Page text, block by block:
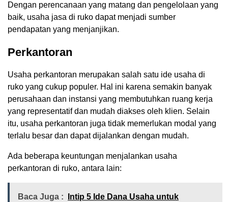
Dengan perencanaan yang matang dan pengelolaan yang
baik, usaha jasa di ruko dapat menjadi sumber
pendapatan yang menjanjikan.
Perkantoran
Usaha perkantoran merupakan salah satu ide usaha di
ruko yang cukup populer. Hal ini karena semakin banyak
perusahaan dan instansi yang membutuhkan ruang kerja
yang representatif dan mudah diakses oleh klien. Selain
itu, usaha perkantoran juga tidak memerlukan modal yang
terlalu besar dan dapat dijalankan dengan mudah.
Ada beberapa keuntungan menjalankan usaha
perkantoran di ruko, antara lain:
Baca Juga :
Intip 5 Ide Dana Usaha untuk